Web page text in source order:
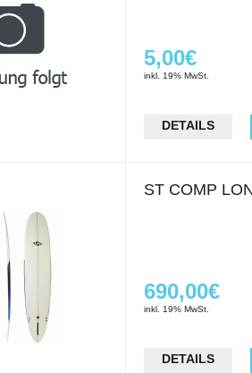
5,00€
inkl. 19% MwSt.
DETAILS
ST COMP
690,00€
inkl. 19% MwSt.
DETAILS